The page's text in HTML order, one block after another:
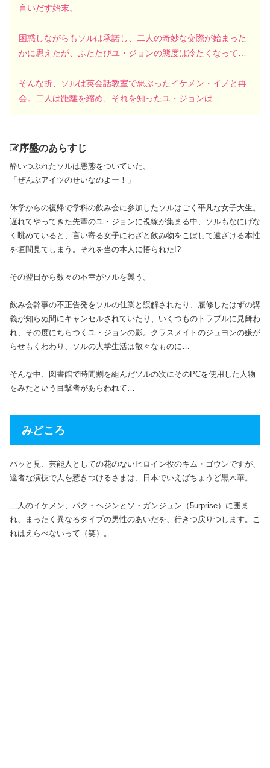
言いだす始末。
困惑しながらもソルは承諾し、二人の奇妙な交際が始まった
かに思えたが、ふたたびユ・ジョンの態度は冷たくなって…
そんな折、ソルは英会話教室で悪ぶったイケメン・イノと再
会。二人は距離を縮め、それを知ったユ・ジョンは…
序盤のあらすじ
酔いつぶれたソルは悪態をついていた。
「ぜんぶアイツのせいなのよー！」
休学からの復帰で学科の飲み会に参加したソルはごく平凡な女子大生。
遅れてやってきた先輩のユ・ジョンに視線が集まる中、ソルもなにげな
く眺めていると、言い寄る女子にわざと飲み物をこぼして遠ざける本性
を垣間見てしまう。それを当の本人に悟られた!?
その翌日から数々の不幸がソルを襲う。
飲み会幹事の不正告発をソルの仕業と誤解されたり、履修したはずの講
義が知らぬ間にキャンセルされていたり、いくつものトラブルに見舞わ
れ、その度にちらつくユ・ジョンの影。クラスメイトのジュヨンの嫌が
らせもくわわり、ソルの大学生活は散々なものに…
そんな中、図書館で時間割を組んだソルの次にそのPCを使用した人物
をみたという目撃者があらわれて…
みどころ
パッと見、芸能人としての花のないヒロイン役のキム・ゴウンですが、
達者な演技で人を惹きつけるさまは、日本でいえばちょうど黒木華。
二人のイケメン、パク・ヘジンとソ・ガンジュン（5urprise）に囲ま
れ、まったく異なるタイプの男性のあいだを、行きつ戻りつします。こ
れはえらべないって（笑）。